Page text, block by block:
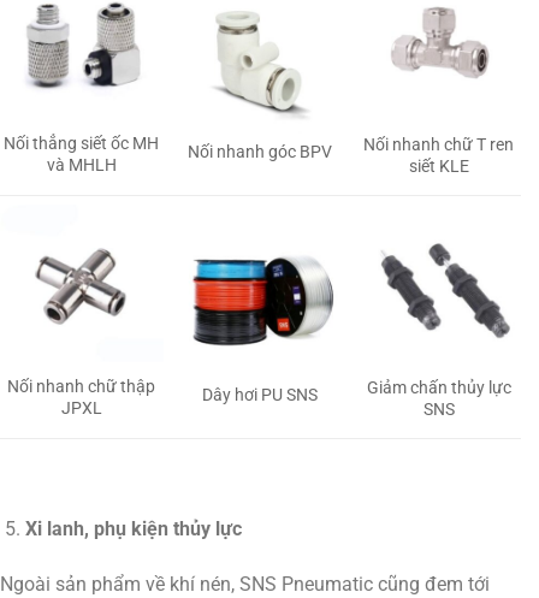
Nối thẳng siết ốc MH
và MHLH
Nối nhanh góc BPV
Nối nhanh chữ T ren
siết KLE
Nối nhanh chữ thập
JPXL
Dây hơi PU SNS
Giảm chấn thủy lực
SNS
Xi lanh, phụ kiện thủy lực
Ngoài sản phẩm về khí nén, SNS Pneumatic cũng đem tới